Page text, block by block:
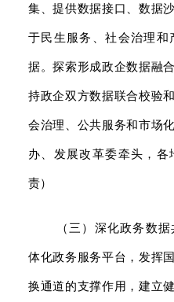
集、提供数据接口、数据
于民生服务、社会治理
据。探索形成政企数据融
持政企双方数据联合校验
会治理、公共服务和市场
办、发展改革委牵头，
责）
（三）深化政务数
体化政务服务平台，发挥
换通道的支撑作用，建立